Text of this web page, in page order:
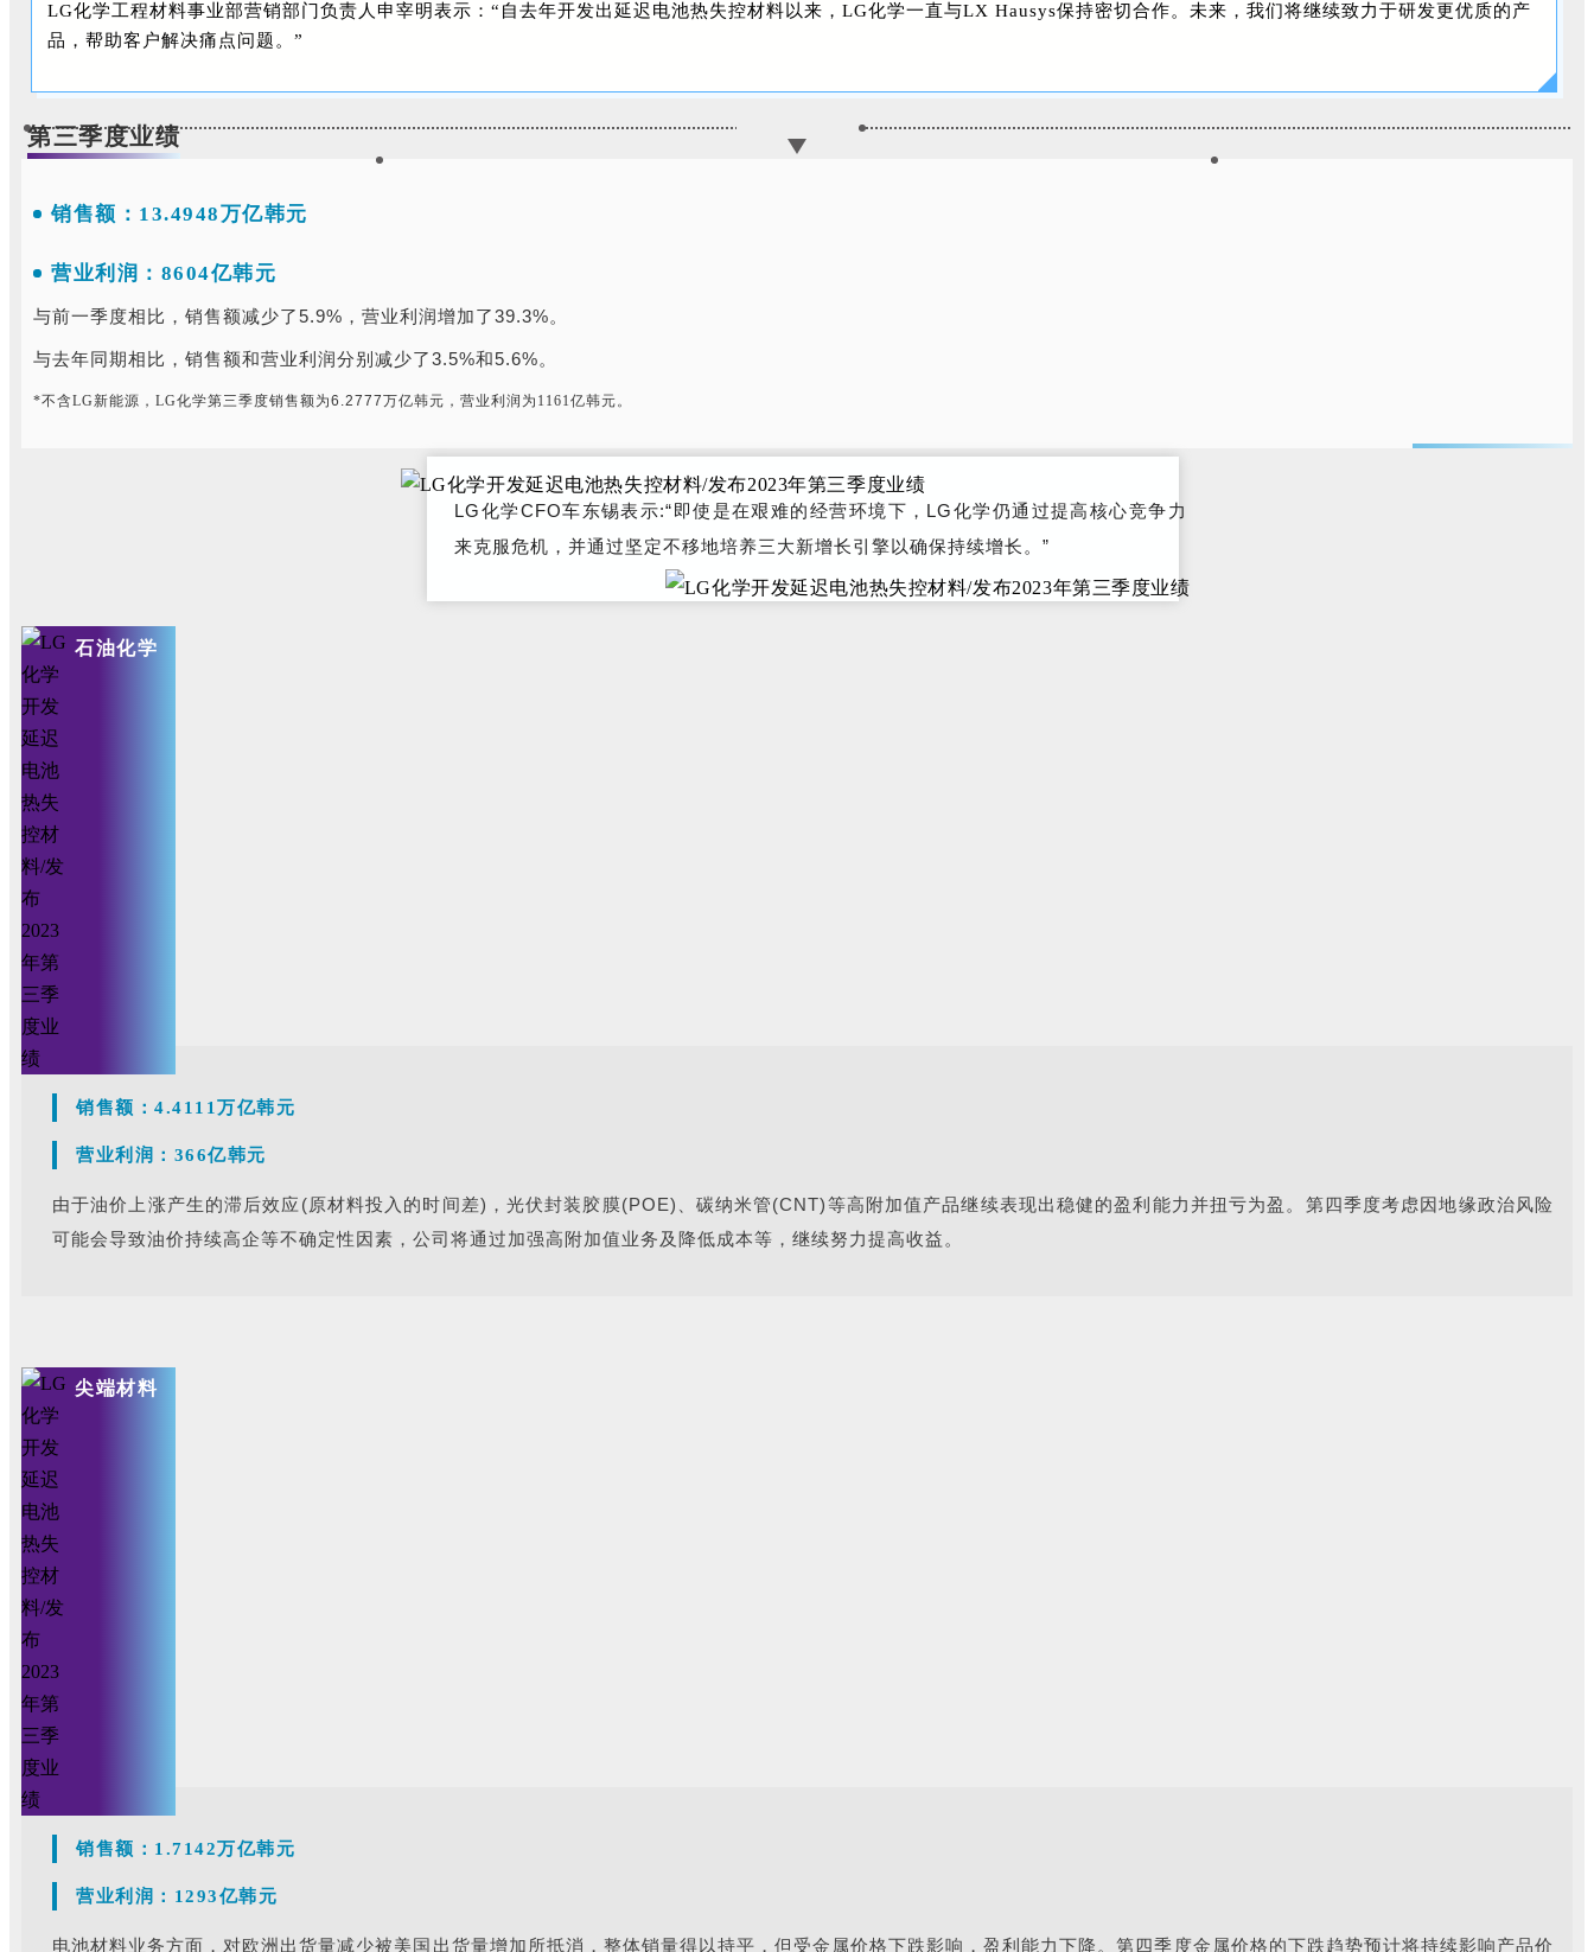
LG化学工程材料事业部营销部门负责人申宰明表示：“自去年开发出延迟电池热失控材料以来，LG化学一直与LX Hausys保持密切合作。未来，我们将继续致力于研发更优质的产
品，帮助客户解决痛点问题。”
第三季度业绩
销售额：13.4948万亿韩元
营业利润： 8604亿韩元
与前一季度相比，销售额减少了5.9%，营业利润增加了39.3%。
与去年同期相比，销售额和营业利润分别减少了3.5%和5.6%。
*不含LG新能源，LG化学第三季度销售额为6.2777万亿韩元，营业利润为1161亿韩元。
LG化学CFO车东锡表示:“即使是在艰难的经营环境下，LG化学仍通过提高核心竞争力
来克服危机，并通过坚定不移地培养三大新增长引擎以确保持续增长。”
石油化学
销售额： 4.4111万亿韩元
营业利润： 366亿韩元
由于油价上涨产生的滞后效应(原材料投入的时间差) ，光伏封装胶膜(POE)、碳纳米管(CNT)等高附加值产品继续表现出稳健的盈利能力并扭亏为盈。 第四季度考虑因地缘政治风险
可能会导致油价持续高企等不确定性因素，公司将通过加强高附加值业务及降低成本等，继续努力提高收益。
尖端材料
销售额： 1.7142万亿韩元
营业利润：1293亿韩元
电池材料业务方面，对欧洲出货量减少被美国出货量增加所抵消，整体销量得以持平，但受金属价格下跌影响，盈利能力下降。第四季度金属价格的下跌趋势预计将持续影响产品价